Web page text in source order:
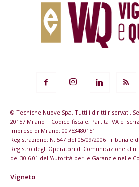
© Tecniche Nuove Spa. Tutti i diritti riservati.
20157 Milano | Codice fiscale, Partita IVA e
imprese di Milano: 00753480151
Registrazione: N. 547 del 05/09/2006 Tribunale
Registro degli Operatori di Comunicazione al n.
del 30.6.01 dell'Autorità per le Garanzie nelle
Vigneto